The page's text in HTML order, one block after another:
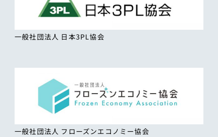
一般社団法人 日本3PL協会
一般社団法人 フローズンエコノミー協会